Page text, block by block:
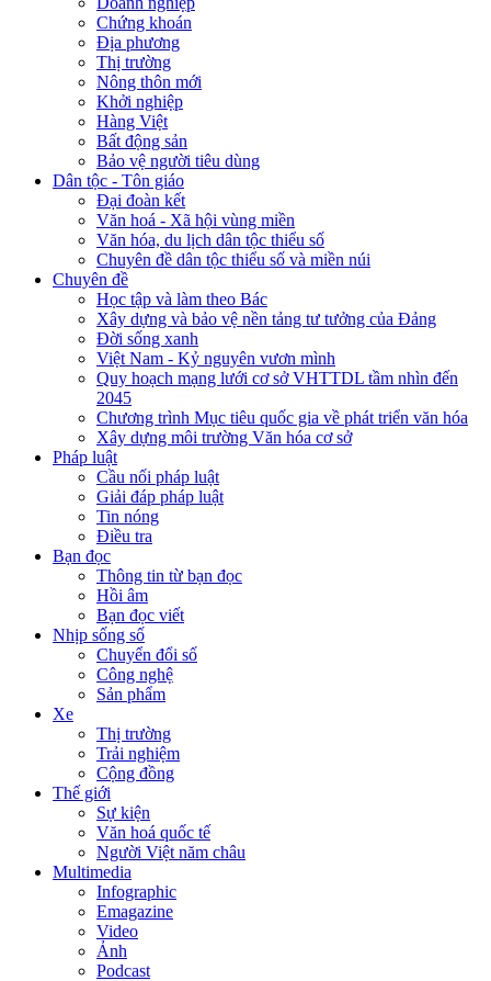
Chứng khoán
Địa phương
Thị trường
Nông thôn mới
Khởi nghiệp
Hàng Việt
Bất động sản
Bảo vệ người tiêu dùng
Dân tộc - Tôn giáo
Đại đoàn kết
Văn hoá - Xã hội vùng miền
Văn hóa, du lịch dân tộc thiểu số
Chuyên đề dân tộc thiểu số và miền núi
Chuyên đề
Học tập và làm theo Bác
Xây dựng và bảo vệ nền tảng tư tưởng của Đảng
Đời sống xanh
Việt Nam - Kỷ nguyên vươn mình
Quy hoạch mạng lưới cơ sở VHTTDL tầm nhìn đến
2045
Chương trình Mục tiêu quốc gia về phát triển văn hóa
Xây dựng môi trường Văn hóa cơ sở
Pháp luật
Cầu nối pháp luật
Giải đáp pháp luật
Tin nóng
Điều tra
Bạn đọc
Thông tin từ bạn đọc
Hồi âm
Bạn đọc viết
Nhịp sống số
Chuyển đổi số
Công nghệ
Sản phẩm
Xe
Thị trường
Trải nghiệm
Cộng đồng
Thế giới
Sự kiện
Văn hoá quốc tế
Người Việt năm châu
Multimedia
Infographic
Emagazine
Video
Ảnh
Podcast